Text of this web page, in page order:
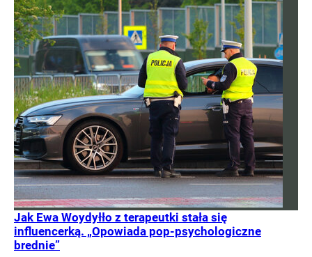
Jak Ewa Woydyłło z terapeutki stała się
influencerką. „Opowiada pop-psychologiczne
brednie”